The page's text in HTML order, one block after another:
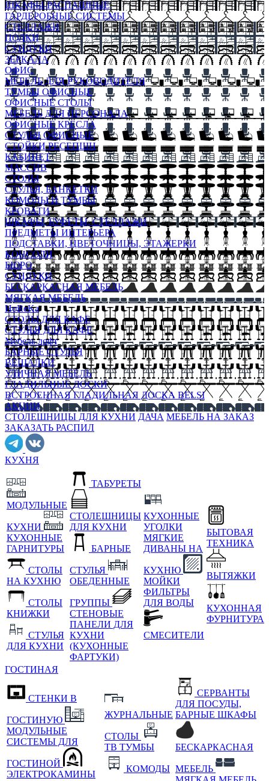
ШКАФЫ-РАСПАШНЫЕ
ГАРДЕРОБНЫЕ СИСТЕМЫ
СТЕЛЛАЖИ
ПОЛКИ
СУНДУКИ
ЗЕРКАЛА
ОФИС
МЕБЕЛЬ ДЛЯ РУКОВОДИТЕЛЯ
ТУМБЫ ОФИСНЫЕ
ОФИСНЫЕ СТОЛЫ
МЕБЕЛЬ ДЛЯ ПЕРСОНАЛА
ОФИСНЫЕ КРЕСЛА
СТУЛЬЯ ОФИСНЫЕ
СТОЙКИ РЕСЕПШН
КАБИНЕТ
МАССИВ
СТОЛЫ
СТУЛЬЯ, БАНКЕТКИ
КОМОДЫ И ТУМБЫ
КРОВАТИ
ШКАФЫ, БУФЕТЫ, СТЕЛЛАЖИ
ПРЕДМЕТЫ ИНТЕРЬЕРА
ПОДСТАВКИ, ЦВЕТОЧНИЦЫ, ЭТАЖЕРКИ
КОНСОЛИ
БЮРО
СУНДУКИ
БЕСКАРКАСНАЯ МЕБЕЛЬ
МЯГКАЯ МЕБЕЛЬ
HoReKa
СТОЛЫ ДЛЯ КАФЕ
СТУЛЬЯ ДЛЯ КАФЕ
Мебель лофт
БАРНЫЕ СТУЛЬЯ
ВЕШАЛКИ
УЛИЧНАЯ МЕБЕЛЬ
ГЛАДИЛЬНЫЕ ДОСКИ
ВСТРОЕННАЯ ГЛАДИЛЬНАЯ ДОСКА BELSI
АКЦИИ
СТОЛЕШНИЦЫ ДЛЯ КУХНИ ДАЧА МЕБЕЛЬ НА ЗАКАЗ
ЗАКАЗАТЬ РАСПИЛ
КУХНЯ
МОДУЛЬНЫЕ
КУХНИ
КУХОННЫЕ
ГАРНИТУРЫ
СТОЛЫ
НА КУХНЮ
СТОЛЫ
КНИЖКИ
СТУЛЬЯ
ДЛЯ КУХНИ
ТАБУРЕТЫ
СТОЛЕШНИЦЫ
ДЛЯ КУХНИ
БАРНЫЕ
СТУЛЬЯ
ОБЕДЕННЫЕ
ГРУППЫ
СТЕНОВЫЕ
ПАНЕЛИ ДЛЯ
КУХНИ
(КУХОННЫЕ
ФАРТУКИ)
КУХОННЫЕ
УГОЛКИ
МЯГКИЕ
ДИВАНЫ НА
КУХНЮ
МОЙКИ
ФИЛЬТРЫ
ДЛЯ ВОДЫ
СМЕСИТЕЛИ
БЫТОВАЯ
ТЕХНИКА
ВЫТЯЖКИ
КУХОННАЯ
ФУРНИТУРА
ГОСТИНАЯ
СТЕНКИ В
ГОСТИНУЮ
МОДУЛЬНЫЕ
СИСТЕМЫ ДЛЯ
ГОСТИНОЙ
ЭЛЕКТРОКАМИНЫ
ЖУРНАЛЬНЫЕ
СТОЛЫ
ТВ ТУМБЫ
КОМОДЫ
СЕРВАНТЫ
ДЛЯ ПОСУДЫ,
БАРНЫЕ ШКАФЫ
БЕСКАРКАСНАЯ
МЕБЕЛЬ